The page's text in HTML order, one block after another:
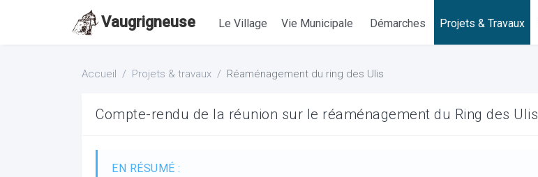
Vaugrigneuse Le Village Vie Municipale Démarches Projets & Travaux
Accueil Projets & travaux Réaménagement du ring des Ulis
Compte-rendu de la réunion sur le réaménagement du Ring des Ulis
EN RÉSUMÉ :